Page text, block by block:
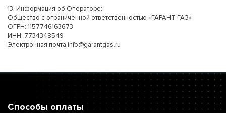
13. Информация об Операторе:
Общество с ограниченной ответственностью «ГАРАНТ-ГАЗ»
ОГРН: 1157746163673
ИНН: 7734348549
Электронная почта:info@garantgas.ru
Способы оплаты